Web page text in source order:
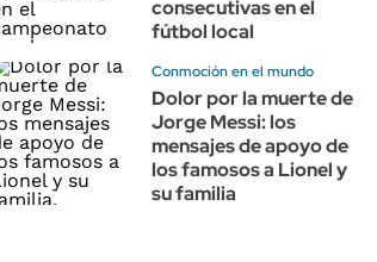
consecutivas en el
fútbol local
Conmoción en el mundo
Dolor por la muerte de
Jorge Messi: los
mensajes de apoyo de
los famosos a Lionel y
su familia